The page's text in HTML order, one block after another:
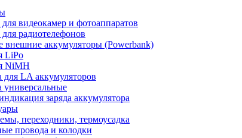
видеокамер и фотоаппаратов
радиотелефонов
внешние аккумуляторы (Powerbank)
LiPo
NiMH
для LA аккумуляторов
универсальные
заряда аккумулятора
переходники, термоусадка
провода и колодки